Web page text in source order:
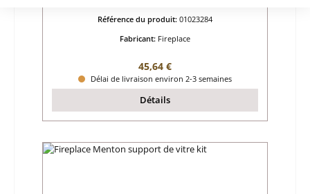
Référence du produit: 01023284
Fabricant: Fireplace
Prix régulier :
45,64 €
Délai de livraison environ 2-3 semaines
Détails